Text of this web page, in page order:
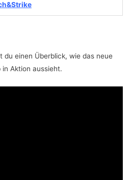
du einen Überblick, wie das neue
in Aktion aussieht.